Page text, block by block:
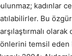
kadınlar
Bu
temsil eden